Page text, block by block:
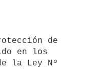
en los
la Ley Nº